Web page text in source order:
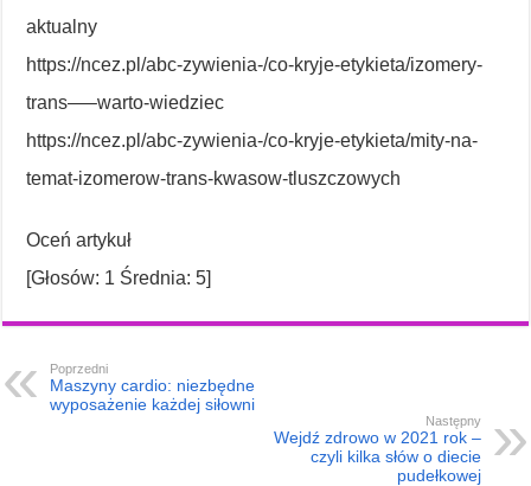
aktualny
https://ncez.pl/abc-zywienia-/co-kryje-etykieta/izomery-
trans—–warto-wiedziec
https://ncez.pl/abc-zywienia-/co-kryje-etykieta/mity-na-
temat-izomerow-trans-kwasow-tluszczowych
Oceń artykuł
[Głosów: 1 Średnia:5]
Poprzedni
Maszyny cardio: niezbędne
wyposażenie każdej siłowni
Następny
Wejdź zdrowo w 2021 rok –
czyli kilka słów o diecie
pudełkowej